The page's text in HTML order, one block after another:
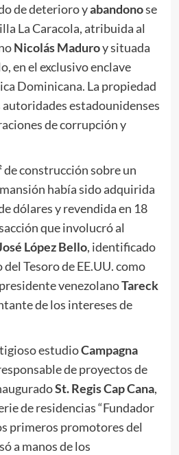
de deterioro yabandonose
La Caracola, atribuida al
Nicolás Maduroy situada
en el exclusivo enclave
Dominicana. La propiedad
estadounidenses
de corrupción y
de construcción sobre un
había sido adquirida
dólares y revendida en 18
que involucró al
López Bello, identificado
Tesoro de EE.UU. como
venezolanoTareck
de los intereses de
estudioCampagna
de proyectos de
St. Regis Cap Cana,
de residencias “Fundador
primeros promotores del
a manos de los